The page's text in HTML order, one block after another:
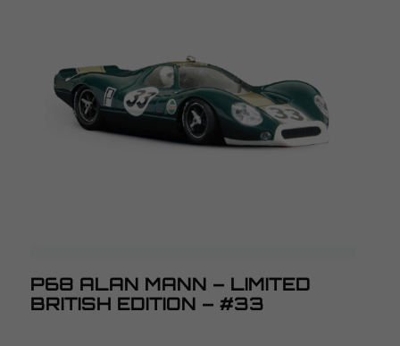
P68 ALAN MANN – LIMITED
BRITISH EDITION – #33